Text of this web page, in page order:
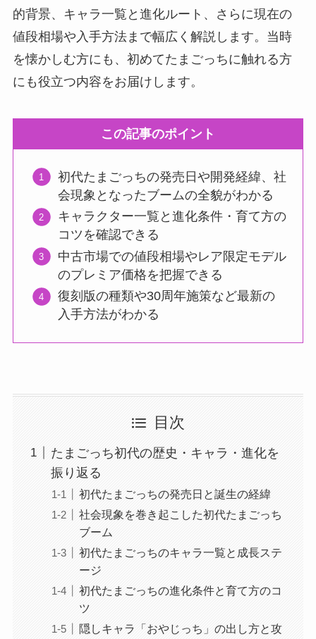
的背景、キャラ一覧と進化ルート、さらに現在の
値段相場や入手方法まで幅広く解説します。当時
を懐かしむ方にも、初めてたまごっちに触れる方
にも役立つ内容をお届けします。
この記事のポイント
初代たまごっちの発売日や開発経緯、社
会現象となったブームの全貌がわかる
キャラクター一覧と進化条件・育て方の
コツを確認できる
中古市場での値段相場やレア限定モデル
のプレミア価格を把握できる
復刻版の種類や30周年施策など最新の
入手方法がわかる
目次
たまごっち初代の歴史・キャラ・進化を
振り返る
初代たまごっちの発売日と誕生の経緯
社会現象を巻き起こした初代たまごっち
ブーム
初代たまごっちのキャラ一覧と成長ステ
ージ
初代たまごっちの進化条件と育て方のコ
ツ
隠しキャラ「おやじっち」の出し方と攻